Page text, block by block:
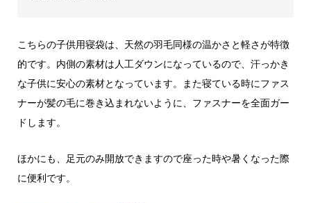
こちらの子供用寝袋は、天然の羽毛同様の温かさと軽さが特徴
的です。内側の素材は人工ダウンになっているので、汗っかき
な子供に安心の素材となっています。また寝ている時にファス
ナーが髪の毛に巻き込まれないように、ファスナーを全面ガー
ドします。
ほかにも、足元のみ開放できますので座った時や暑くなった際
に便利です。